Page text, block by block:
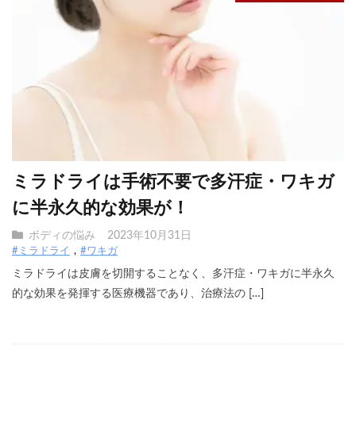
ミラドライは手術不要で多汗症・ワキガ
に半永久的な効果が！
ボディの悩み 2023年10月31日
#ミラドライ #ワキガ
ミラドライは皮膚を切開することなく、多汗症・ワキガに半永久
的な効果を発揮する医療機器であり、治療法の […]